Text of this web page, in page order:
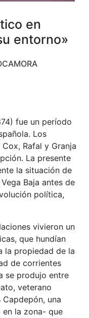
en
entorno»
fue un período
Los
Rafal y Granja
La presente
la situación de
Baja antes de
política,
vivieron un
que hundían
la propiedad de la
de corrientes
se produjo entre
veterano
una
la zona- que